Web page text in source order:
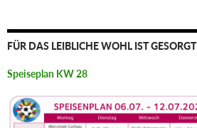
FÜR DAS LEIBLICHE WOHL IST GESORGT
Speiseplan KW 28